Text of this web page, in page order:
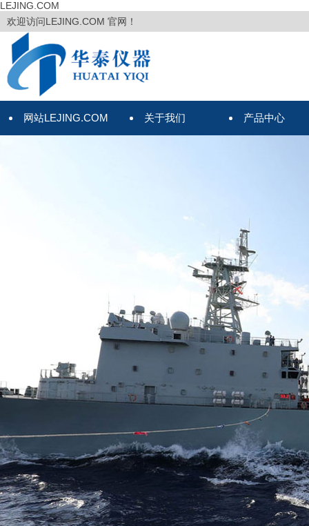
LEJING.COM
欢迎访问LEJING.COM 官网！
网站LEJING.COM 关于我们 产品中心